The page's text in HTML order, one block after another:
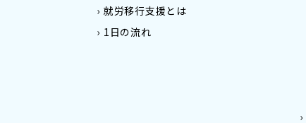
就労移行支援とは
1日の流れ